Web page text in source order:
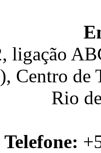
ligação
Centro de
Rio
Telefone: